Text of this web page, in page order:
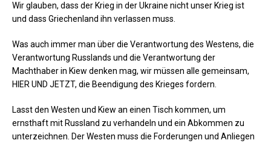
Wir glauben, dass der Krieg in der Ukraine nicht unser Krieg ist
und dass Griechenland ihn verlassen muss.
Was auch immer man über die Verantwortung des Westens, die
Verantwortung Russlands und die Verantwortung der
Machthaber in Kiew denken mag, wir müssen alle gemeinsam,
HIER UND JETZT, die Beendigung des Krieges fordern.
Lasst den Westen und Kiew an einen Tisch kommen, um
ernsthaft mit Russland zu verhandeln und ein Abkommen zu
unterzeichnen. Der Westen muss die Forderungen und Anliegen